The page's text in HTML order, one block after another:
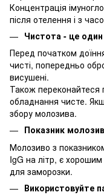
Концентрація
після отелення і з
Чистота - це один
Перед початком
чисті, попередньо
висушені.
Також
обладнання чисте.
збору молозива.
Показник
Молозиво з
IgG на літр, є
для заморозки.
Використовуйте